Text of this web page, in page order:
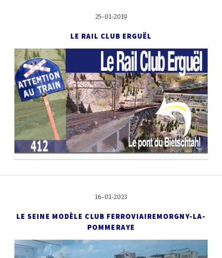
25-01-2019
LE RAIL CLUB ERGUËL
16-01-2023
LE SEINE MODÈLE CLUB FERROVIAIREMORGNY-LA-
POMMERAYE